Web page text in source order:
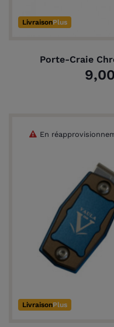
LivraisonPlus
Porte-Craie
LivraisonPlus
En